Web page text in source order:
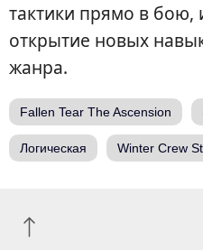
тактики прямо в бою,
открытие новых
жанра.
Fallen Tear The Ascension
Логическая Winter Crew